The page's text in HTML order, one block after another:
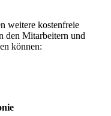
weitere kostenfreie
den Mitarbeitern und
können: